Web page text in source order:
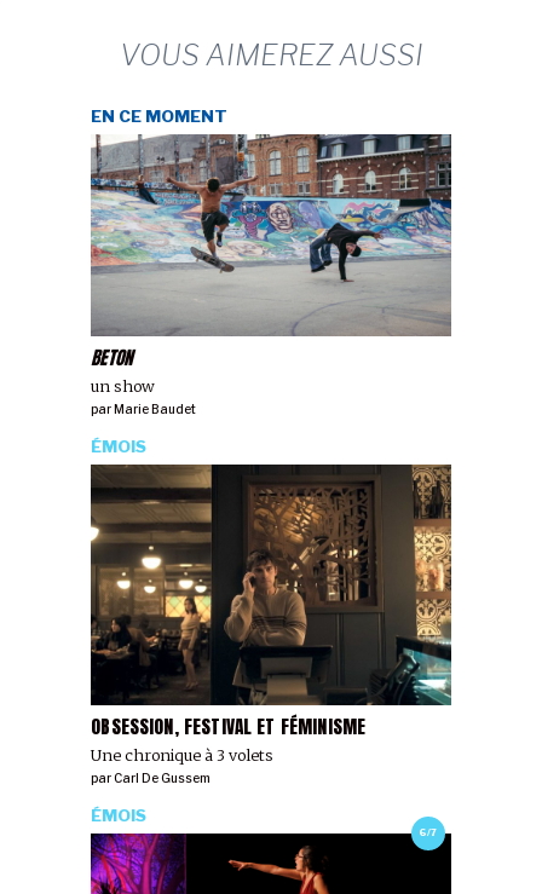
VOUS AIMEREZ AUSSI
BETON
un show
EN CE MOMENT
par Marie Baudet
OBSESSION, FESTIVAL ET FÉMINISME
Une chronique à 3 volets
ÉMOIS
parCarl De Gussem
6/7
ÉMOIS